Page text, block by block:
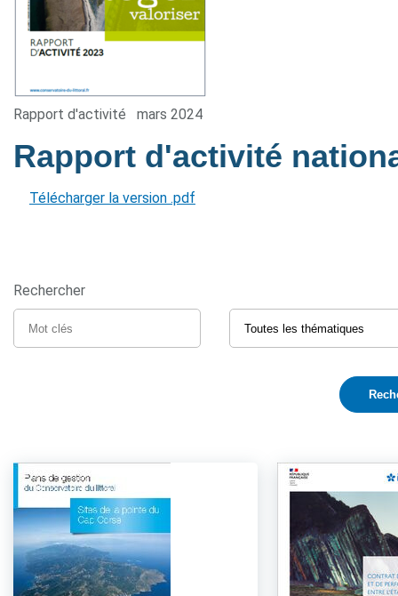
Rapport d'activité mars 2024
Rapport d'activité
Télécharger la version .pdf
Rechercher